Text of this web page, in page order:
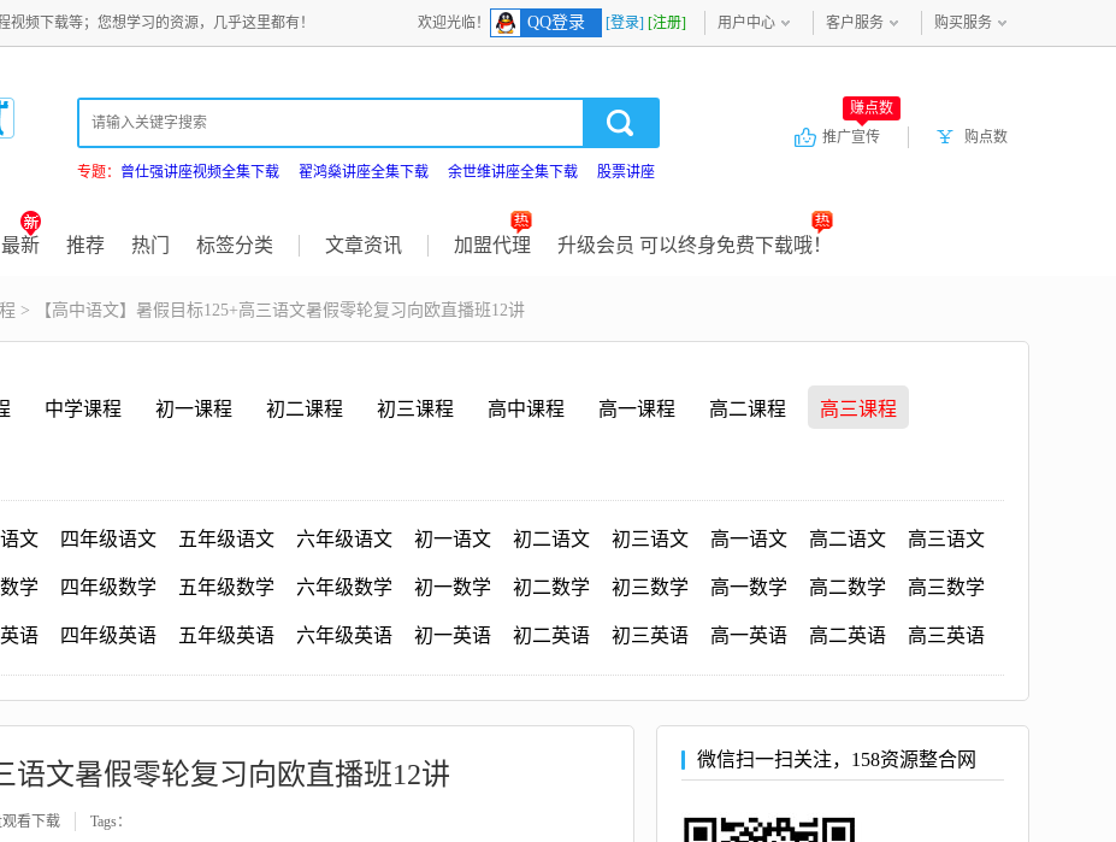
频下载等；您想学习的资源，几乎这里都有！ 欢迎光临！ QQ登录 [登录] [注册] 用户中心 客户服务 购买服务
专题： 曾仕强讲座视频全集下载 翟鸿燊讲座全集下载 余世维讲座全集下载 股票讲座
购点数
推广宣传
赚点数
最新 推荐 热门 标签分类 文章资讯 加盟代理 升级会员 可以终身免费下载哦！
> 【高中语文】暑假目标125+高三语文暑假零轮复习向欧直播班12讲
中学课程 初一课程 初二课程 初三课程 高中课程 高一课程 高二课程 高三课程
文 四年级语文 五年级语文 六年级语文 初一语文 初二语文 初三语文 高一语文 高二语文 高三语文
学 四年级数学 五年级数学 六年级数学 初一数学 初二数学 初三数学 高一数学 高二数学 高三数学
语 四年级英语 五年级英语 六年级英语 初一英语 初二英语 初三英语 高一英语 高二英语 高三英语
语文暑假零轮复习向欧直播班12讲
看下载 Tags：
微信扫一扫关注，158资源整合网